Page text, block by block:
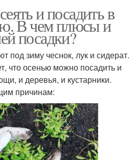
и посадить в
В чем плюсы и
посадки?
под зиму чеснок, лук и сидерат.
что осенью можно посадить и
и деревья, и кустарники.
причинам: